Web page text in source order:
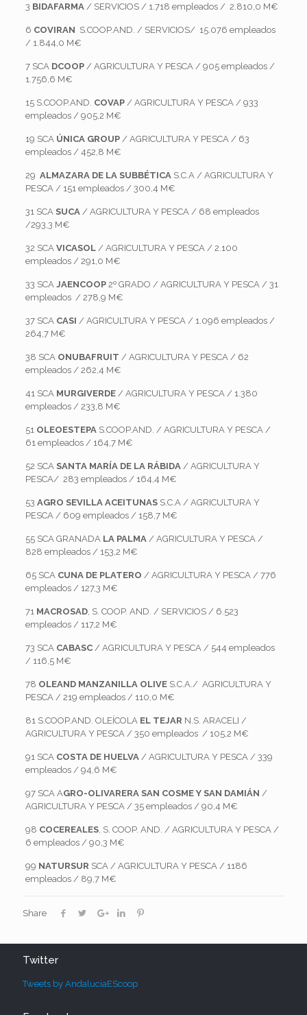
3 BIDAFARMA / SERVICIOS / 1.718 empleados / 2.810,0 M€
6 COVIRAN S.COOP.AND. / SERVICIOS/ 15.076 empleados
/ 1.844,0 M€
7 SCA DCOOP/ AGRICULTURA Y PESCA / 905 empleados /
1.756,6 M€
15 S.COOP.AND. COVAP/ AGRICULTURA Y PESCA / 933
empleados / 905,2 M€
19 SCA ÚNICA GROUP/ AGRICULTURA Y PESCA / 63
empleados / 452,8 M€
29 ALMAZARA DE LA SUBBÉTICA S.C.A / AGRICULTURA Y
PESCA / 151 empleados / 300,4 M€
31 SCA SUCA / AGRICULTURA Y PESCA / 68 empleados
/293,3 M€
32 SCA VICASOL/ AGRICULTURA Y PESCA / 2.100
empleados / 291,0 M€
33 SCA JAENCOOP2º GRADO / AGRICULTURA Y PESCA / 31
empleados / 278,9 M€
37 SCA CASI / AGRICULTURA Y PESCA / 1.096 empleados /
264,7 M€
38 SCA ONUBAFRUIT / AGRICULTURA Y PESCA / 62
empleados / 262,4 M€
41 SCA MURGIVERDE/ AGRICULTURA Y PESCA / 1.380
empleados / 233,8 M€
51 OLEOESTEPA S.COOP.AND. / AGRICULTURA Y PESCA /
61 empleados / 164,7 M€
52 SCA SANTA MARÍA DE LA RÁBIDA / AGRICULTURA Y
PESCA/ 283 empleados / 164,4 M€
53 AGRO SEVILLA ACEITUNASS.C.A / AGRICULTURA Y
PESCA / 609 empleados / 158,7 M€
55 SCA GRANADA LA PALMA / AGRICULTURA Y PESCA /
828 empleados / 153,2 M€
65 SCA CUNA DE PLATERO / AGRICULTURA Y PESCA / 776
empleados / 127,3 M€
71 MACROSAD, S. COOP. AND. / SERVICIOS / 6.523
empleados / 117,2 M€
73 SCA CABASC/ AGRICULTURA Y PESCA / 544 empleados
/ 116,5 M€
78 OLEAND MANZANILLA OLIVES.C.A./ AGRICULTURA Y
PESCA / 219 empleados / 110,0 M€
81 S.COOP.AND. OLEÍCOLA EL TEJAR N.S. ARACELI /
AGRICULTURA Y PESCA / 350 empleados / 105,2 M€
91 SCA COSTA DE HUELVA / AGRICULTURA Y PESCA / 339
empleados / 94,6 M€
97 SCA AGRO-OLIVARERA SAN COSME Y SAN DAMIÁN /
AGRICULTURA Y PESCA / 35 empleados / 90,4 M€
98 COCEREALES, S. COOP. AND. / AGRICULTURA Y PESCA /
6 empleados / 90,3 M€
99 NATURSUR SCA / AGRICULTURA Y PESCA / 1186
empleados / 89,7 M€
Share
Twitter
Tweets by AndaluciaEScoop